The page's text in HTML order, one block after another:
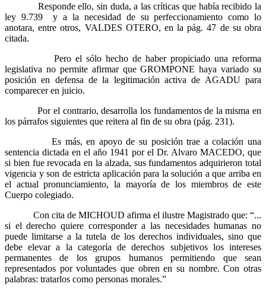
Responde ello, sin duda, a las críticas que había recibido la
ley 9.739 y a la necesidad de su perfeccionamiento como lo
anotara, entre otros, VALDES OTERO, en la pág. 47 de su obra
citada.
Pero el sólo hecho de haber propiciado una reforma
legislativa no permite afirmar que GROMPONE haya variado su
posición en defensa de la legitimación activa de AGADU para
comparecer en juicio.
Por el contrario, desarrolla los fundamentos de la misma en
los párrafos siguientes que reitera al fin de su obra (pág. 231).
Es más, en apoyo de su posición trae a colación una
sentencia dictada en el año 1941 por el Dr. Alvaro MACEDO, que
si bien fue revocada en la alzada, sus fundamentos adquirieron total
vigencia y son de estricta aplicación para la solución a que arriba en
el actual pronunciamiento, la mayoría de los miembros de este
Cuerpo colegiado.
Con cita de MICHOUD afirma el ilustre Magistrado que: “...
si el derecho quiere corresponder a las necesidades humanas no
puede limitarse a la tutela de los derechos individuales, sino que
debe elevar a la categoría de derechos subjetivos los intereses
permanentes de los grupos humanos permitiendo que sean
representados por voluntades que obren en su nombre. Con otras
palabras: tratarlos como personas morales.”